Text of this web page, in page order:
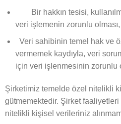
Bir hakkın tesisi,
veri işlemenin zorunlu olması,
Veri sahibinin temel hak ve
vermemek kaydıyla, veri
için veri işlenmesinin zorunlu
Şirketimiz temelde özel nitelikli
gütmemektedir. Şirket
nitelikli kişisel verileriniz